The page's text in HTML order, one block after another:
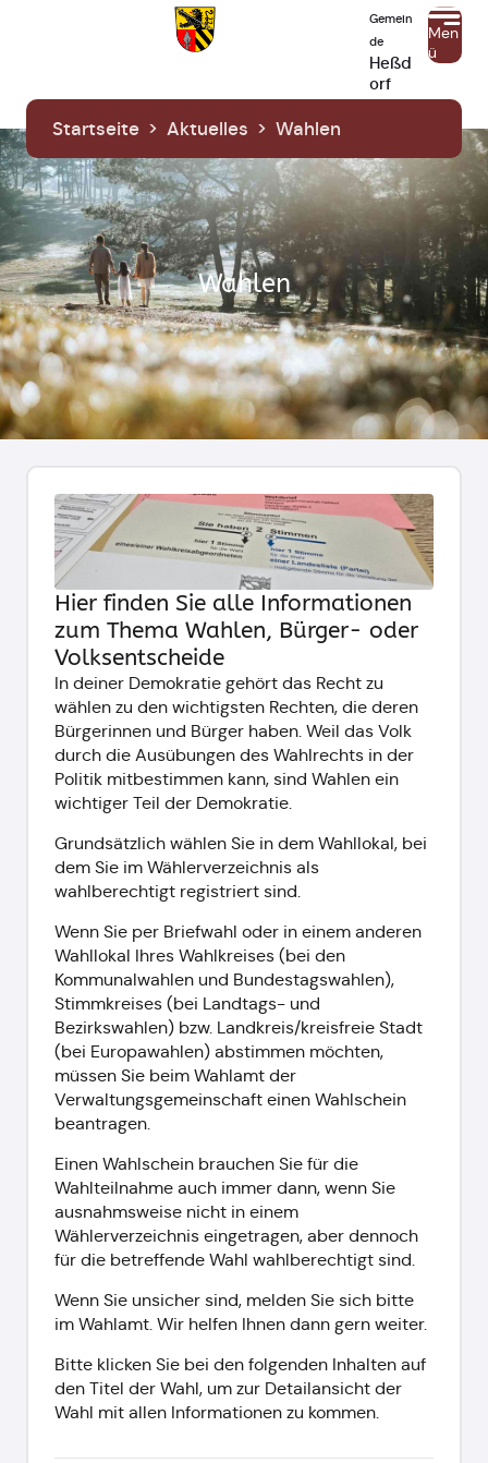
Gemein
de
Heßd
orf
Men
ü
Startseite > Aktuelles > Wahlen
Wahlen
Hier finden Sie alle Informationen
zum Thema Wahlen, Bürger- oder
Volksentscheide
In deiner Demokratie gehört das Recht zu
wählen zu den wichtigsten Rechten, die deren
Bürgerinnen und Bürger haben. Weil das Volk
durch die Ausübungen des Wahlrechts in der
Politik mitbestimmen kann, sind Wahlen ein
wichtiger Teil der Demokratie.
Grundsätzlich wählen Sie in dem Wahllokal, bei
dem Sie im Wählerverzeichnis als
wahlberechtigt registriert sind.
Wenn Sie per Briefwahl oder in einem anderen
Wahllokal Ihres Wahlkreises (bei den
Kommunalwahlen und Bundestagswahlen),
Stimmkreises (bei Landtags- und
Bezirkswahlen) bzw. Landkreis/kreisfreie Stadt
(bei Europawahlen) abstimmen möchten,
müssen Sie beim Wahlamt der
Verwaltungsgemeinschaft einen Wahlschein
beantragen.
Einen Wahlschein brauchen Sie für die
Wahlteilnahme auch immer dann, wenn Sie
ausnahmsweise nicht in einem
Wählerverzeichnis eingetragen, aber dennoch
für die betreffende Wahl wahlberechtigt sind.
Wenn Sie unsicher sind, melden Sie sich bitte
im Wahlamt. Wir helfen Ihnen dann gern weiter.
Bitte klicken Sie bei den folgenden Inhalten auf
den Titel der Wahl, um zur Detailansicht der
Wahl mit allen Informationen zu kommen.